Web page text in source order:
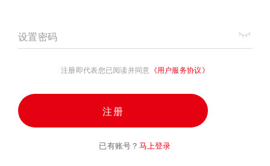
设置密码
注册即代表您已阅读并同意 《用户服务协议》
注册
已有账号？ 马上登录